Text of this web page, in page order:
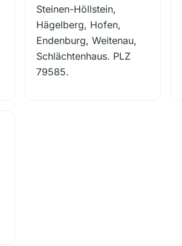
Steinen-Höllstein,
Hägelberg, Hofen,
Endenburg, Weitenau,
Schlächtenhaus. PLZ
79585.